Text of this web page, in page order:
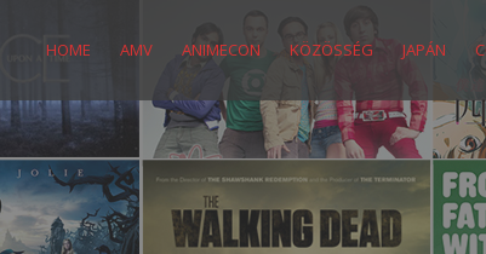
HOME AMV ANIMECON KÖZÖSSÉG JAPÁN